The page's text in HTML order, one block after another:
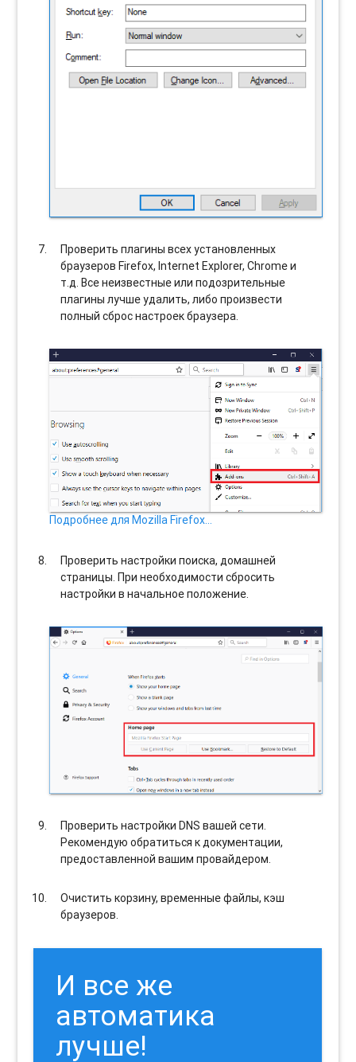
Проверить плагины всех установленных
браузеров Firefox, Internet Explorer, Chrome и
т.д. Все неизвестные или подозрительные
плагины лучше удалить, либо произвести
полный сброс настроек браузера.
Подробнее для Mozilla Firefox…
Проверить настройки поиска, домашней
страницы. При необходимости сбросить
настройки в начальное положение.
Проверить настройки DNS вашей сети.
Рекомендую обратиться к документации,
предоставленной вашим провайдером.
Очистить корзину, временные файлы, кэш
браузеров.
И все же
автоматика
лучше!